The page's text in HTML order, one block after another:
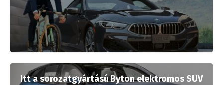
Itt a sorozatgyártású Byton elektromos SUV